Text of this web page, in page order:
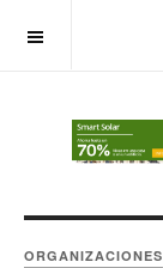
ORGANIZACIONES